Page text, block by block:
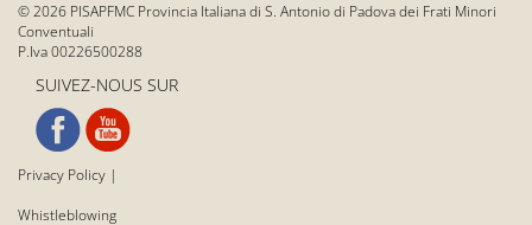
© 2026 PISAPFMC Provincia Italiana di S. Antonio di Padova dei Frati Minori
Conventuali
P.Iva 00226500288
SUIVEZ-NOUS SUR
Privacy Policy |
Whistleblowing